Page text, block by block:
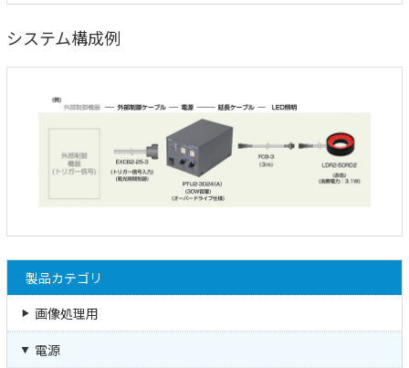
システム構成例
製品カテゴリ
画像処理用
電源